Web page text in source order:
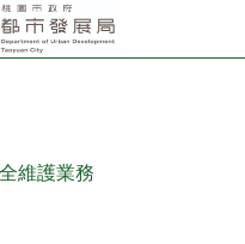
維護業務